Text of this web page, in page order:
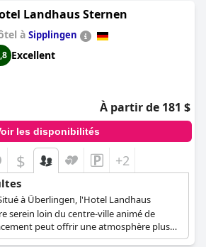
Landhaus Sternen
à Sipplingen
Excellent
À partir de 181 $
les disponibilités
$ +2
à Überlingen, l'Hotel Landhaus
serein loin du centre-ville animé de
peut offrir une atmosphère plus
aux adultes.